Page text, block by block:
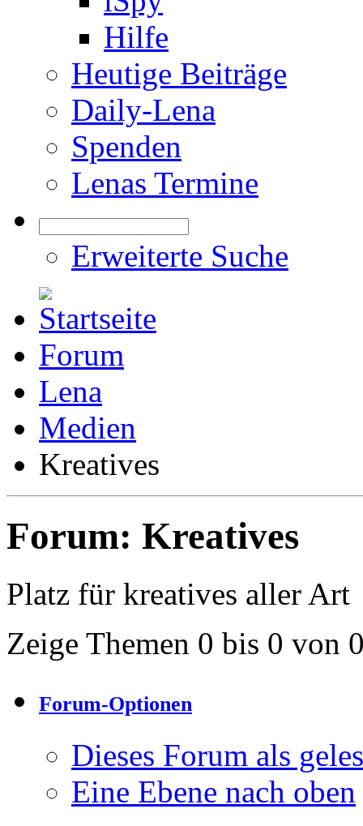
Hilfe
Heutige Beiträge
Daily-Lena
Spenden
Lenas Termine
Erweiterte Suche
Forum
Lena
Medien
Kreatives
Forum: Kreatives
Platz für kreatives aller Art
Zeige Themen 0 bis 0 von
Forum-Optionen
Dieses Forum als
Eine Ebene nach oben